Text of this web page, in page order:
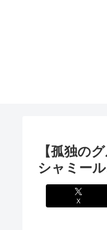
【孤独の
シャミー
X